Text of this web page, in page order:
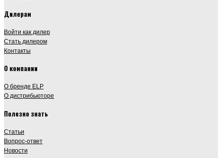
Дилерам
Войти как дилер
Стать дилером
Контакты
О компании
О бренде ELP
О дистрибьюторе
Полезно знать
Статьи
Вопрос-ответ
Новости